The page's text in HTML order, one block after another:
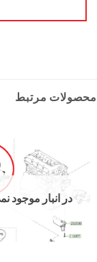
محصولات مرتبط
در انبار موجود